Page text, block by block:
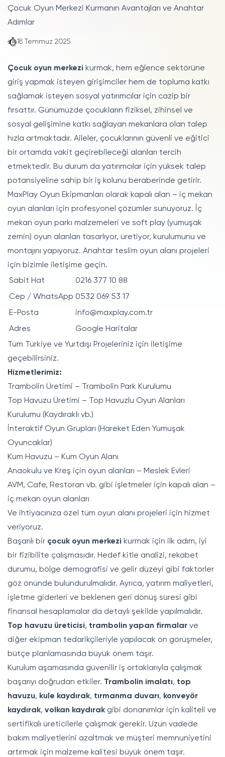
Çocuk Oyun Merkezi Kurmanın Avantajları ve Anahtar
Adımlar
18 Temmuz 2025
Çocuk oyun merkezi kurmak, hem eğlence sektörüne
giriş yapmak isteyen girişimciler hem de topluma katkı
sağlamak isteyen sosyal yatırımcılar için cazip bir
fırsattır. Günümüzde çocukların fiziksel, zihinsel ve
sosyal gelişimine katkı sağlayan mekanlara olan talep
hızla artmaktadır. Aileler, çocuklarının güvenli ve eğitici
bir ortamda vakit geçirebileceği alanları tercih
etmektedir. Bu durum da yatırımcılar için yüksek talep
potansiyeline sahip bir iş kolunu beraberinde getirir.
MaxPlay Oyun Ekipmanları olarak kapalı alan – iç mekan
oyun alanları için profesyonel çözümler sunuyoruz. İç
mekan oyun parkı malzemeleri ve soft play (yumuşak
zemin) oyun alanları tasarlıyor, üretiyor, kurulumunu ve
montajını yapıyoruz. Anahtar teslim oyun alanı projeleri
için bizimle iletişime geçin.
Sabit Hat
0216 377 10 88
Cep / WhatsApp 0532 069 53 17
E-Posta
info@maxplay.com.tr
Adres
Google Haritalar
Tüm Türkiye ve Yurtdışı Projeleriniz için iletişime
geçebilirsiniz.
Hizmetlerimiz:
Trambolin Üretimi – Trambolin Park Kurulumu
Top Havuzu Üretimi – Top Havuzlu Oyun Alanları
Kurulumu (Kaydıraklı vb.)
İnteraktif Oyun Grupları (Hareket Eden Yumuşak
Oyuncaklar)
Kum Havuzu – Kum Oyun Alanı
Anaokulu ve Kreş için oyun alanları – Meslek Evleri
AVM, Cafe, Restoran vb. gibi işletmeler için kapalı alan –
iç mekan oyun alanları
Ve ihtiyacınıza özel tüm oyun alanı projeleri için hizmet
veriyoruz.
Başarılı bir çocuk oyun merkezi kurmak için ilk adım, iyi
bir fizibilite çalışmasıdır. Hedef kitle analizi, rekabet
durumu, bölge demografisi ve gelir düzeyi gibi faktörler
göz önünde bulundurulmalıdır. Ayrıca, yatırım maliyetleri,
işletme giderleri ve beklenen geri dönüş süresi gibi
finansal hesaplamalar da detaylı şekilde yapılmalıdır.
Top havuzu üreticisi, trambolin yapan firmalar ve
diğer ekipman tedarikçileriyle yapılacak ön görüşmeler,
bütçe planlamasında büyük önem taşır.
Kurulum aşamasında güvenilir iş ortaklarıyla çalışmak
başarıyı doğrudan etkiler. Trambolin imalatı, top
havuzu, kule kaydırak, tırmanma duvarı, konveyör
kaydırak, volkan kaydırak gibi donanımlar için kaliteli ve
sertifikalı üreticilerle çalışmak gerekir. Uzun vadede
bakım maliyetlerini azaltmak ve müşteri memnuniyetini
artırmak için malzeme kalitesi büyük önem taşır.